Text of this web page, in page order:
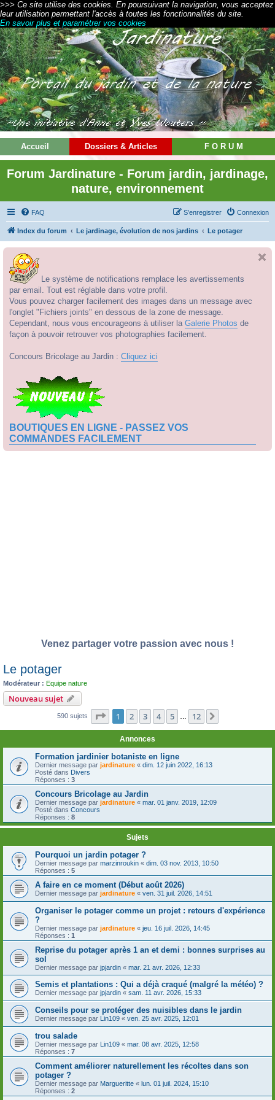
>>> Ce site utilise des cookies. En poursuivant la navigation, vous acceptez
leur utilisation permettant l'accès à toutes les fonctionnalités du site.
En savoir plus et paramétrer vos cookies
Accueil Dossiers & Articles F O R U M
Forum Jardinature - Forum jardin, jardinage,
nature, environnement
FAQ Connexion
S’enregistrer
Index du forum Le jardinage, évolution de nos jardins Le potager
Le système de notifications remplace les avertissements
par email. Tout est réglable dans votre profil.
Vous pouvez charger facilement des images dans un message avec
l'onglet "Fichiers joints" en dessous de la zone de message.
Cependant, nous vous encourageons à utiliser la Galerie Photos de
façon à pouvoir retrouver vos photographies facilement.
Concours Bricolage au Jardin : Cliquez ici
BOUTIQUES EN LIGNE - PASSEZ VOS
COMMANDES FACILEMENT
Venez partager votre passion avec nous !
Le potager
Modérateur : Equipe nature
Nouveau sujet
590 sujets Page 1sur12
1 2 3 4 5 12
Annonces
Formation jardinier botaniste en ligne
Dernier message par jardinature « dim. 12 juin 2022, 16:13
Posté dans Divers
Réponses : 3
Concours Bricolage au Jardin
Dernier message par jardinature « mar. 01 janv. 2019, 12:09
Posté dans Concours
Réponses : 8
Sujets
Pourquoi un jardin potager ?
Dernier message par marzinroukin « dim. 03 nov. 2013, 10:50
Réponses : 5
A faire en ce moment (Début août 2026)
Dernier message par jardinature « ven. 31 juil. 2026, 14:51
Organiser le potager comme un projet : retours d'expérience
?
Dernier message par jardinature « jeu. 16 juil. 2026, 14:45
Réponses : 1
Reprise du potager après 1 an et demi : bonnes surprises au
sol
Dernier message par jpjardin « mar. 21 avr. 2026, 12:33
Semis et plantations : Qui a déjà craqué (malgré la météo) ?
Dernier message par jpjardin « sam. 11 avr. 2026, 15:33
Conseils pour se protéger des nuisibles dans le jardin
Dernier message par Lin109 « ven. 25 avr. 2025, 12:01
trou salade
Dernier message par Lin109 « mar. 08 avr. 2025, 12:58
Réponses : 7
Comment améliorer naturellement les récoltes dans son
potager ?
Dernier message par Margueritte « lun. 01 juil. 2024, 15:10
Réponses : 2